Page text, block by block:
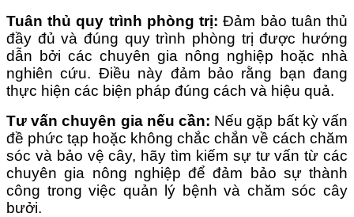
Tuân thủ quy trình phòng trị: Đảm bảo tuân thủ
đầy đủ và đúng quy trình phòng trị được hướng
dẫn bởi các chuyên gia nông nghiệp hoặc nhà
nghiên cứu. Điều này đảm bảo rằng bạn đang
thực hiện các biện pháp đúng cách và hiệu quả.
Tư vấn chuyên gia nếu cần: Nếu gặp bất kỳ vấn
đề phức tạp hoặc không chắc chắn về cách chăm
sóc và bảo vệ cây, hãy tìm kiếm sự tư vấn từ các
chuyên gia nông nghiệp để đảm bảo sự thành
công trong việc quản lý bệnh và chăm sóc cây
bưởi.